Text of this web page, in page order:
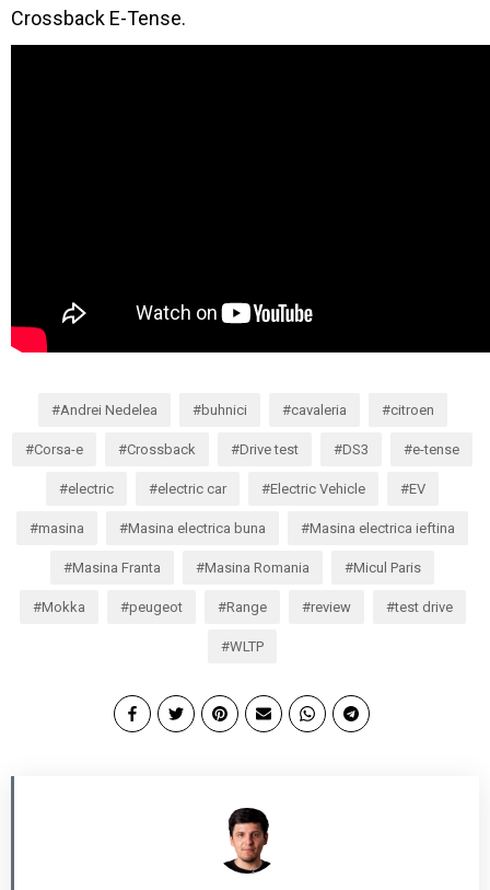
Crossback E-Tense.
Andrei Nedelea buhnici cavaleria citroen
Corsa-e Crossback Drive test DS3 e-tense
electric electric car Electric Vehicle EV
masina Masina electrica buna Masina electrica ieftina
Masina Franta Masina Romania Micul Paris
Mokka peugeot Range review test drive
WLTP